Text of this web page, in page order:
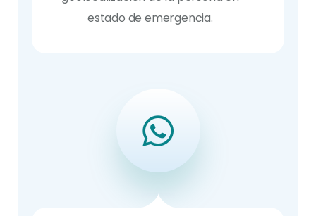
estado de emergencia.